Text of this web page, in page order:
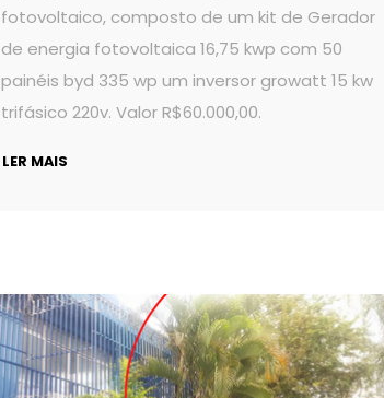
fotovoltaico, composto de um kit de Gerador
de energia fotovoltaica 16,75 kwp com 50
painéis byd 335 wp um inversor growatt 15 kw
trifásico 220v. Valor R$60.000,00.
LER MAIS